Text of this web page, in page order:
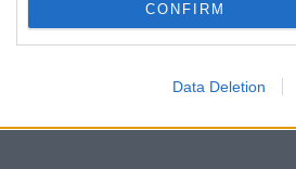
CONFIRM
Data Deletion